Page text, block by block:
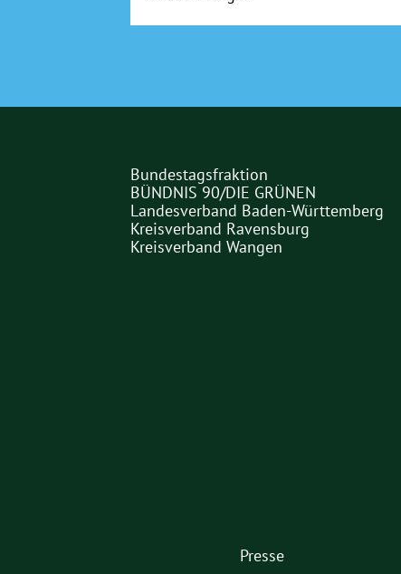
Partner
Links
Bundestagsfraktion
BÜNDNIS 90/DIE GRÜNEN
Landesverband Baden-Württemberg
Kreisverband Ravensburg
Kreisverband Wangen
Presse